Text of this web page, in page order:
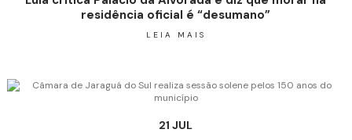
residência oficial é “desumano”
LEIA MAIS
21 JUL